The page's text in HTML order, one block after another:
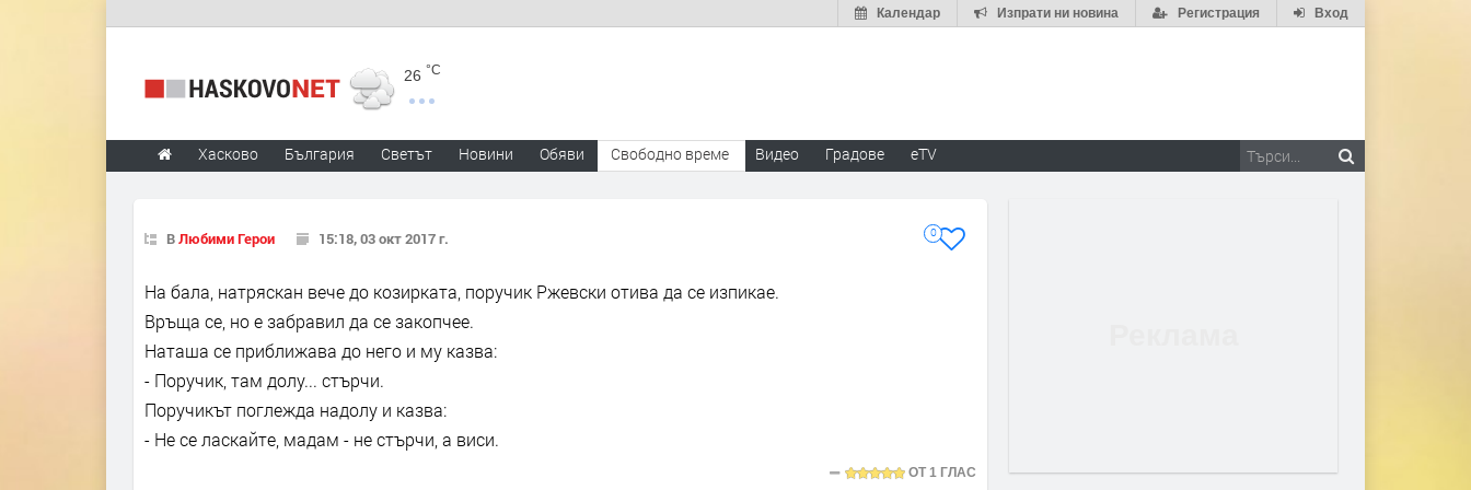
Вход
Регистрация
Изпрати ни новина
Календар
26 °C
Хасково България Светът Новини Обяви Свободно време Видео Градове eTV
ВЛюбими Герои 15:18, 03 окт 2017 г. 0
На бала, натряскан вече до козирката, поручик Ржевски отива да се изпикае.
Връща се, но е забравил да се закопчее.
Наташа се приближава до него и му казва:
- Поручик, там долу... стърчи.
Поручикът поглежда надолу и казва:
- Не се ласкайте, мадам - не стърчи, а виси.
ОТ 1 ГЛАС